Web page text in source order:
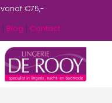
| Blog | Contact